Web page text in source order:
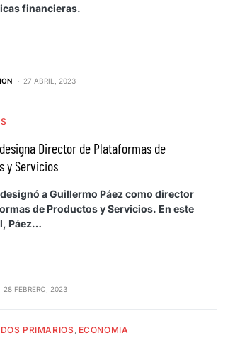
financieras.
27 ABRIL, 2023
Director de Plataformas de
y Servicios
a Guillermo Páez como director
de Productos y Servicios. En este
Páez…
28 FEBRERO, 2023
PRIMARIOS ECONOMIA